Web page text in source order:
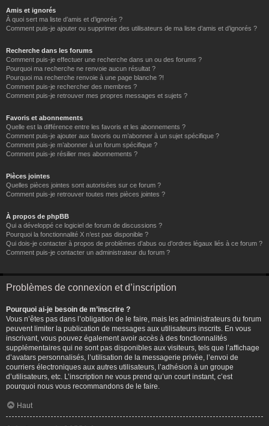
Amis et ignorés
À quoi sert ma liste d’amis et d’ignorés ?
Comment puis-je ajouter ou supprimer des utilisateurs de ma liste d’amis et d’ignorés ?
Recherche dans les forums
Comment puis-je effectuer une recherche dans un ou des forums ?
Pourquoi ma recherche ne renvoie aucun résultat ?
Pourquoi ma recherche renvoie à une page blanche ?!
Comment puis-je rechercher des membres ?
Comment puis-je retrouver mes propres messages et sujets ?
Favoris et abonnements
Quelle est la différence entre les favoris et les abonnements ?
Comment puis-je ajouter aux favoris ou m’abonner à un sujet spécifique ?
Comment puis-je m’abonner à un forum spécifique ?
Comment puis-je résilier mes abonnements ?
Pièces jointes
Quelles pièces jointes sont autorisées sur ce forum ?
Comment puis-je retrouver toutes mes pièces jointes ?
À propos de phpBB
Qui a développé ce logiciel de forum de discussions ?
Pourquoi la fonctionnalité X n’est pas disponible ?
Qui dois-je contacter à propos de problèmes d’abus ou d’ordres légaux liés à ce forum ?
Comment puis-je contacter un administrateur du forum ?
Problèmes de connexion et d’inscription
Pourquoi ai-je besoin de m’inscrire ?
Vous n’êtes pas dans l’obligation de le faire, mais les administrateurs du forum
peuvent limiter la publication de messages aux utilisateurs inscrits. En vous
inscrivant, vous pouvez également avoir accès à des fonctionnalités
supplémentaires qui ne sont pas disponibles aux visiteurs, tels que l’affichage
d’avatars personnalisés, l’utilisation de la messagerie privée, l’envoi de
courriers électroniques aux autres utilisateurs, l’adhésion à un groupe
d’utilisateurs, etc. L’inscription ne vous prend qu’un court instant, c’est
pourquoi nous vous recommandons de le faire.
Haut